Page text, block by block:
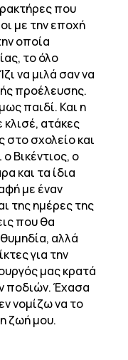
που
με την εποχή
οποία
το όλο
να μιλά σαν να
προέλευσης.
παιδί. Και η
κλισέ, ατάκες
σχολείο και
Βικέντιος, ο
και τα ίδια
με έναν
της ημέρες της
που θα
αλλά
για την
μας κρατά
ποδιών. Έχασα
νομίζω να το
ζωή μου.